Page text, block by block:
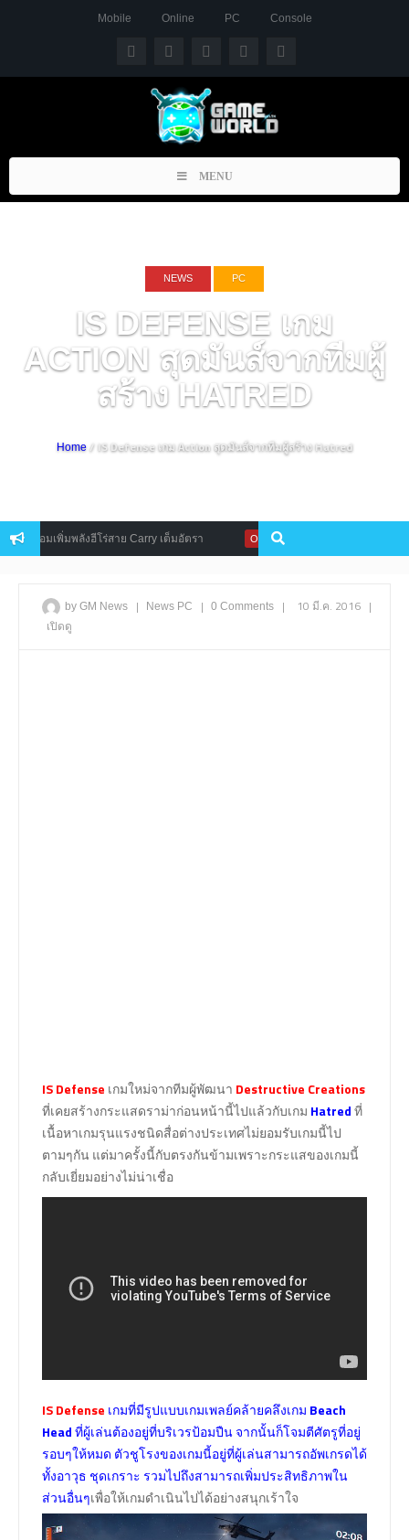
Mobile Online PC Console
Toggle
navigation
MENU
NEWS PC
IS DEFENSE เกม
ACTION สุดมันส์จากทีมผู้
สร้าง HATRED
Home / IS Defense เกม Action สุดมันส์จากทีมผู้สร้าง Hatred
มเพิ่มพลังฮีโร่สาย Carry เต็มอัตรา Moonlight Blade (CN) เตรียม
by GM News | News PC | 0 Comments | 10 มี.ค. 2016 |
เปิดดู
IS Defense เกมใหม่จากทีมผู้พัฒนา Destructive Creations
ที่เคยสร้างกระแสดราม่าก่อนหน้านี้ไปแล้วกับเกม Hatredที่
เนื้อหาเกมรุนแรงชนิดสื่อต่างประเทศไม่ยอมรับเกมนี้ไป
ตามๆกัน แต่มาครั้งนี้กับตรงกันข้ามเพราะกระแสของเกมนี้
กลับเยี่ยมอย่างไม่น่าเชื่อ
IS Defense เกมที่มีรูปแบบเกมเพลย์คล้ายคลึงเกม Beach
Headที่ผู้เล่นต้องอยู่ที่บริเวรป้อมปืน จากนั้นก็โจมตีศัตรูที่อยู่
รอบๆให้หมด ตัวชูโรงของเกมนี้อยู่ที่ผู้เล่นสามารถอัพเกรดได้
ทั้งอาวุธ ชุดเกราะ รวมไปถึงสามารถเพิ่มประสิทธิภาพใน
ส่วนอื่นๆเพื่อให้เกมดำเนินไปได้อย่างสนุกเร้าใจ